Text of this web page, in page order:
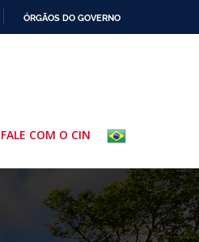
ÓRGÃOS DO GOVERNO
FALE COM O CIN